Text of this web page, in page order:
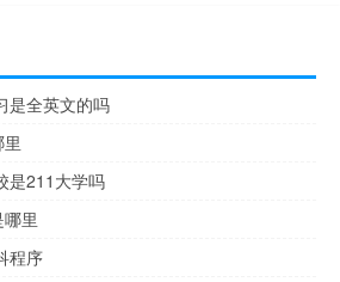
是全英文的吗
是211大学吗
里
程序